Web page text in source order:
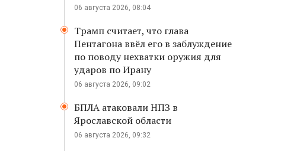
06 августа 2026, 08:04
Трамп считает, что глава
Пентагона ввёл его в заблуждение
по поводу нехватки оружия для
ударов по Ирану
06 августа 2026, 09:02
БПЛА атаковали НПЗ в
Ярославской области
06 августа 2026, 09:32